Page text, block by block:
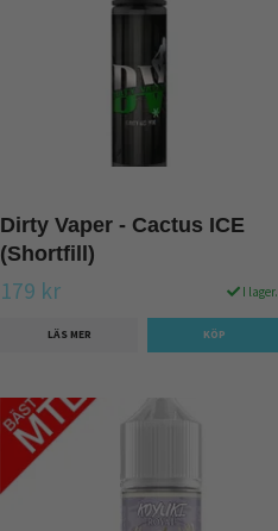
Dirty Vaper - Cactus ICE
(Shortfill)
179 kr I lager.
LÄS MER